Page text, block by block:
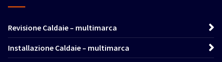
Revisione Caldaie – multimarca
Installazione Caldaie – multimarca